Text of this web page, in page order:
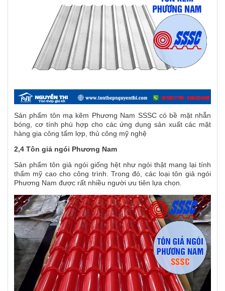
Sản phẩm tôn mạ kẽm Phương Nam SSSC có bề mặt nhẵn
bóng, cơ tính phù hợp cho các ứng dụng sản xuất các mặt
hàng gia công tấm lợp, thủ công mỹ nghệ
2,4 Tôn giả ngói Phương Nam
Sản phẩm tôn giả ngói giống hệt như ngói thật mang lại tính
thẩm mỹ cao cho công trình. Trong đó, các loại tôn giả ngói
Phương Nam được rất nhiều người ưu tiên lựa chọn.